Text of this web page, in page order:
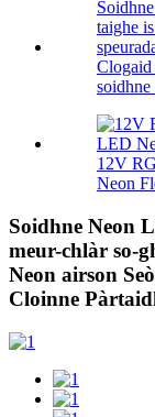
Clogaid
soidhne
12V
Neon
Soidhne Neon
meur-chlàr so-
Neon airson
Cloinne